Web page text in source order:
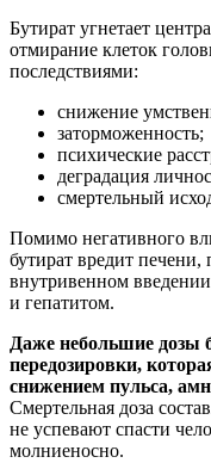
Бутират угнетает
отмирание клеток
последствиями:
снижение
заторможенность;
психические
деградация
смертельный
Помимо негативного
бутират вредит
внутривенном
и гепатитом.
Даже небольшие дозы
передозировки,
снижением пульса,
Смертельная доза
не успевают спасти
молниеносно.